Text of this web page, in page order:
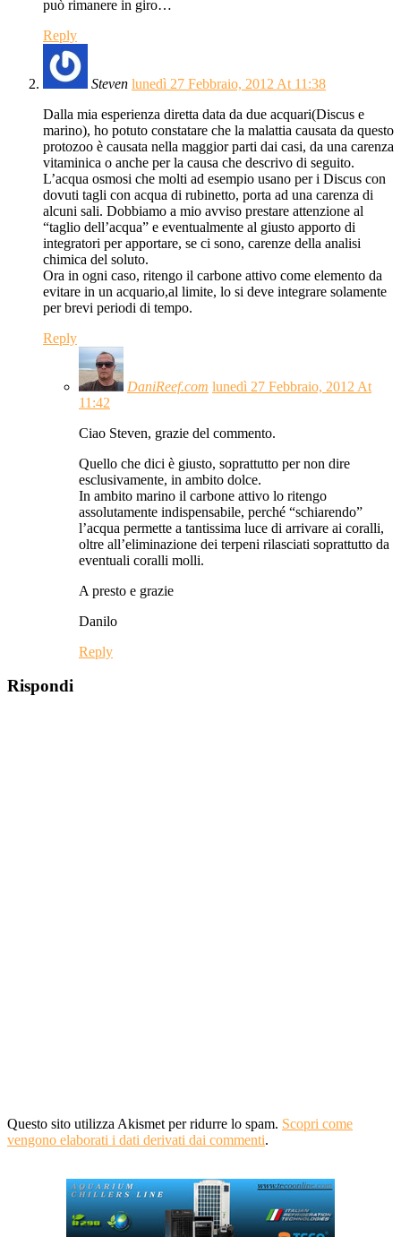
può rimanere in giro…
Reply
Steven lunedì 27 Febbraio, 2012 At 11:38
Dalla mia esperienza diretta data da due acquari(Discus e
marino), ho potuto constatare che la malattia causata da questo
protozoo è causata nella maggior parti dai casi, da una carenza
vitaminica o anche per la causa che descrivo di seguito.
L’acqua osmosi che molti ad esempio usano per i Discus con
dovuti tagli con acqua di rubinetto, porta ad una carenza di
alcuni sali. Dobbiamo a mio avviso prestare attenzione al
“taglio dell’acqua” e eventualmente al giusto apporto di
integratori per apportare, se ci sono, carenze della analisi
chimica del soluto.
Ora in ogni caso, ritengo il carbone attivo come elemento da
evitare in un acquario,al limite, lo si deve integrare solamente
per brevi periodi di tempo.
Reply
DaniReef.com lunedì 27 Febbraio, 2012 At
11:42
Ciao Steven, grazie del commento.
Quello che dici è giusto, soprattutto per non dire
esclusivamente, in ambito dolce.
In ambito marino il carbone attivo lo ritengo
assolutamente indispensabile, perché “schiarendo”
l’acqua permette a tantissima luce di arrivare ai coralli,
oltre all’eliminazione dei terpeni rilasciati soprattutto da
eventuali coralli molli.
A presto e grazie
Danilo
Reply
Rispondi
Questo sito utilizza Akismet per ridurre lo spam. Scopri come
vengono elaborati i dati derivati dai commenti.